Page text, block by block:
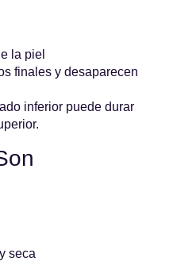
la piel
finales y desaparecen
inferior puede durar
seca